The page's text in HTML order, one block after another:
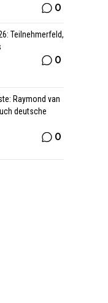
0
Teilnehmerfeld,
0
Raymond van
deutsche
0